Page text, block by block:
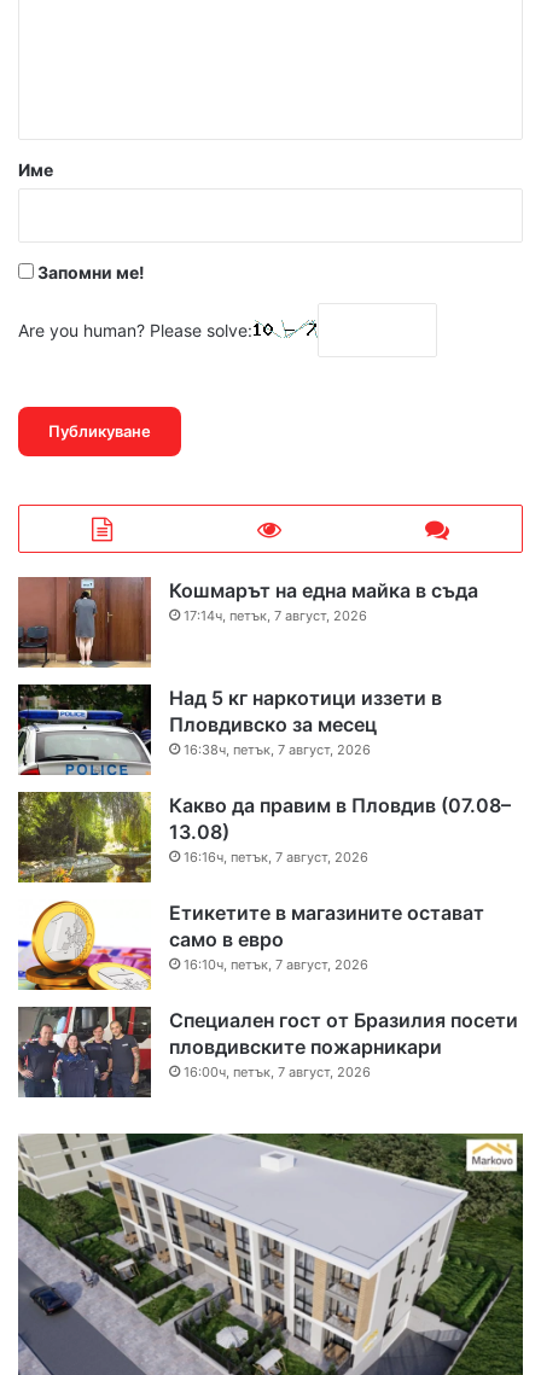
р
Име
Запомни ме!
Are you human? Please solve:
Кошмарът на една майка в съда
17:14ч, петък, 7 август, 2026
Над 5 кг наркотици иззети в
Пловдивско за месец
16:38ч, петък, 7 август, 2026
Какво да правим в Пловдив (07.08–
13.08)
16:16ч, петък, 7 август, 2026
Етикетите в магазините остават
само в евро
16:10ч, петък, 7 август, 2026
Специален гост от Бразилия посети
пловдивските пожарникари
16:00ч, петък, 7 август, 2026